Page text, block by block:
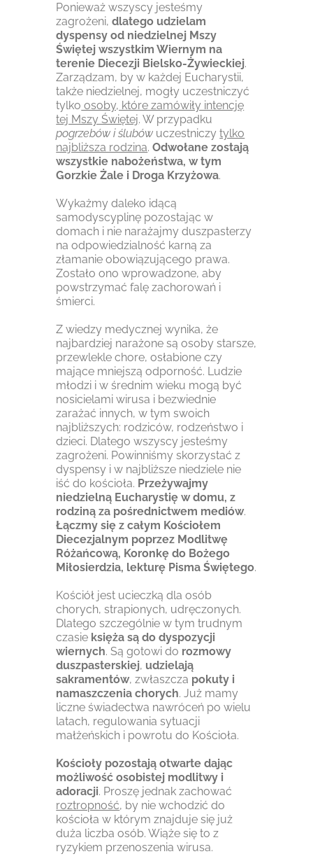
Ponieważ wszyscy jesteśmy
zagrożeni,dlatego udzielam
dyspensy od niedzielnej Mszy
Świętej wszystkim Wiernym na
terenie Diecezji Bielsko-Żywieckiej.
Zarządzam, by w każdej Eucharystii,
także niedzielnej, mogły uczestniczyć
tylko osoby, które zamówiły intencję
tej Mszy Świętej. W przypadku
pogrzebów i ślubów uczestniczytylko
najbliższa rodzina.Odwołane zostają
wszystkie nabożeństwa, w tym
Gorzkie Żale i Droga Krzyżowa.
Wykażmy daleko idącą
samodyscyplinę pozostając w
domach i nie narażajmy duszpasterzy
na odpowiedzialność karną za
złamanie obowiązującego prawa.
Zostało ono wprowadzone, aby
powstrzymać falę zachorowań i
śmierci.
Z wiedzy medycznej wynika, że
najbardziej narażone są osoby starsze,
przewlekle chore, osłabione czy
mające mniejszą odporność. Ludzie
młodzi i w średnim wieku mogą być
nosicielami wirusa i bezwiednie
zarażać innych, w tym swoich
najbliższych: rodziców, rodzeństwo i
dzieci. Dlatego wszyscy jesteśmy
zagrożeni. Powinniśmy skorzystać z
dyspensy i w najbliższe niedziele nie
iść do kościoła. Przeżywajmy
niedzielną Eucharystię w domu, z
rodziną za pośrednictwem mediów.
Łączmy się z całym Kościołem
Diecezjalnym poprzez Modlitwę
Różańcową, Koronkę do Bożego
Miłosierdzia, lekturę Pisma Świętego.
Kościół jest ucieczką dla osób
chorych, strapionych, udręczonych.
Dlatego szczególnie w tym trudnym
czasie księża są do dyspozycji
wiernych. Są gotowi do rozmowy
duszpasterskiej, udzielają
sakramentów, zwłaszcza pokuty i
namaszczenia chorych. Już mamy
liczne świadectwa nawróceń po wielu
latach, regulowania sytuacji
małżeńskich i powrotu do Kościoła.
Kościoły pozostają otwarte dając
możliwość osobistej modlitwy i
adoracji. Proszę jednak zachować
roztropność, by nie wchodzić do
kościoła w którym znajduje się już
duża liczba osób. Wiąże się to z
ryzykiem przenoszenia wirusa.